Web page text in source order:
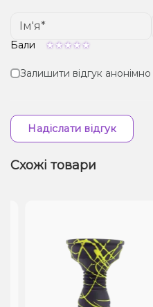
Бали
Залишити відгук анонімно
Надіслати відгук
Схожі товари